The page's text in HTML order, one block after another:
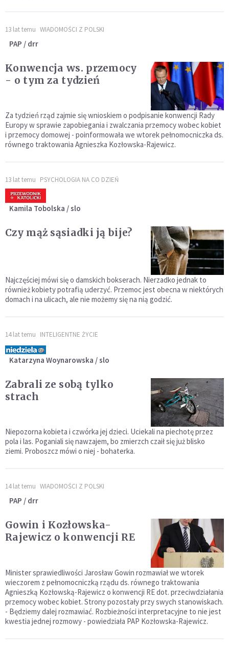
13 lat temu WIADOMOŚCI Z POLSKI
PAP / drr
Konwencja ws. przemocy
- o tym za tydzień
Za tydzień rząd zajmie się wnioskiem o podpisanie konwencji Rady
Europy w sprawie zapobiegania i zwalczania przemocy wobec kobiet
i przemocy domowej - poinformowała we wtorek pełnomocniczka ds.
równego traktowania Agnieszka Kozłowska-Rajewicz.
13 lat temu PSYCHOLOGIA NA CO DZIEŃ
Kamila Tobolska / slo
Czy mąż sąsiadki ją bije?
Najczęściej mówi się o damskich bokserach. Nierzadko jednak to
również kobiety potrafią uderzyć. Przemoc jest obecna w niektórych
domach i na ulicach, ale nie możemy się na nią godzić.
14 lat temu INTELIGENTNE ŻYCIE
Katarzyna Woynarowska / slo
Zabrali ze sobą tylko
strach
Niepozorna kobieta i czwórka jej dzieci. Uciekali na piechotę przez
pola i las. Poganiali się nawzajem, bo zmierzch czaił się już blisko
ziemi. Proboszcz mówi o niej - bohaterka.
14 lat temu WIADOMOŚCI Z POLSKI
PAP / drr
Gowin i Kozłowska-
Rajewicz o konwencji RE
Minister sprawiedliwości Jarosław Gowin rozmawiał we wtorek
wieczorem z pełnomocniczką rządu ds. równego traktowania
Agnieszką Kozłowską-Rajewicz o konwencji RE dot. przeciwdziałania
przemocy wobec kobiet. Strony pozostały przy swych stanowiskach.
- Będziemy dalej rozmawiać. Rozbieżności interpretacyjne to nie jest
kwestia jednej rozmowy - powiedziała PAP Kozłowska-Rajewicz.